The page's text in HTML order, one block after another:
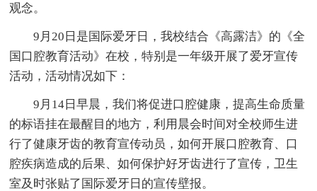
观念。
9月20日是国际爱牙日，我校结合《高露洁》的《全
国口腔教育活动》在校，特别是一年级开展了爱牙宣传
活动，活动情况如下：
9月14日早晨，我们将促进口腔健康，提高生命质量
的标语挂在最醒目的地方，利用晨会时间对全校师生进
行了健康牙齿的教育宣传动员，如何开展口腔教育、口
腔疾病造成的后果、如何保护好牙齿进行了宣传，卫生
室及时张贴了国际爱牙日的宣传壁报。